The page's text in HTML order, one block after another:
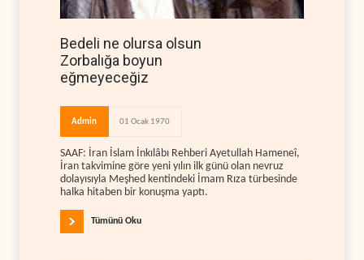
Bedeli ne olursa olsun
Zorbalığa boyun
eğmeyeceğiz
Admin 01 Ocak 1970
SAAF: İran İslam İnkılâbı Rehberi Ayetullah Hameneî,
İran takvimine göre yeni yılın ilk günü olan nevruz
dolayısıyla Meşhed kentindeki İmam Rıza türbesinde
halka hitaben bir konuşma yaptı.
Tümünü Oku